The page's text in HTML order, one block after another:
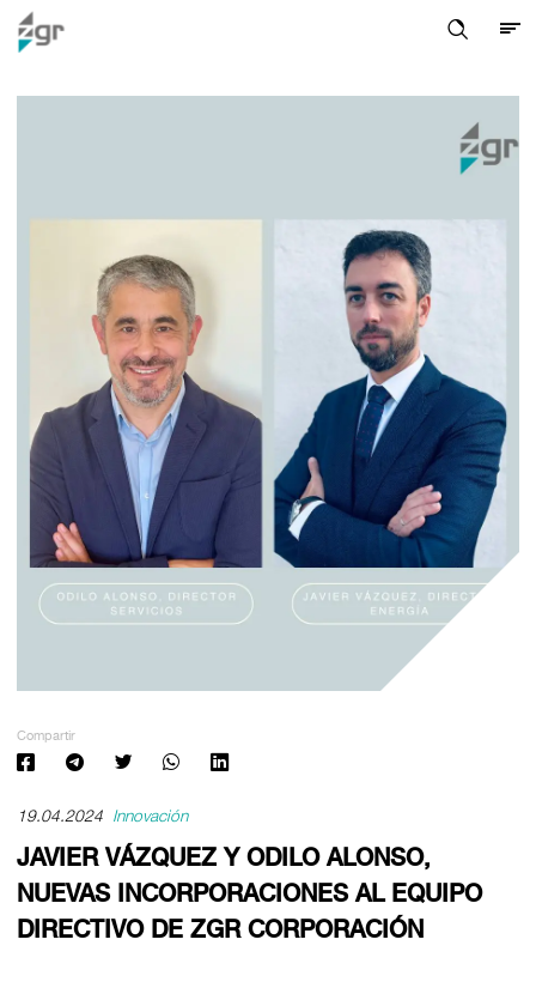
Compartir
19.04.2024 Innovación
JAVIER VÁZQUEZ Y ODILO ALONSO,
NUEVAS INCORPORACIONES AL EQUIPO
DIRECTIVO DE ZGR CORPORACIÓN